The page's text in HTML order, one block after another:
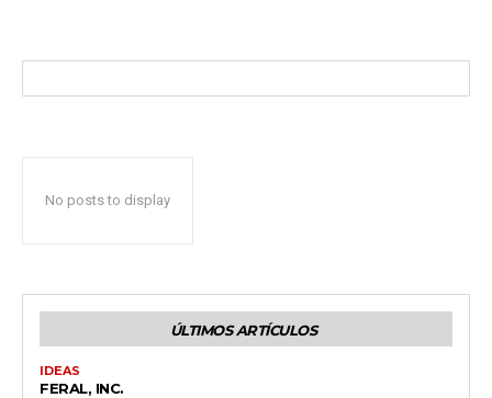
No posts to display
ÚLTIMOS ARTÍCULOS
IDEAS
FERAL, INC.